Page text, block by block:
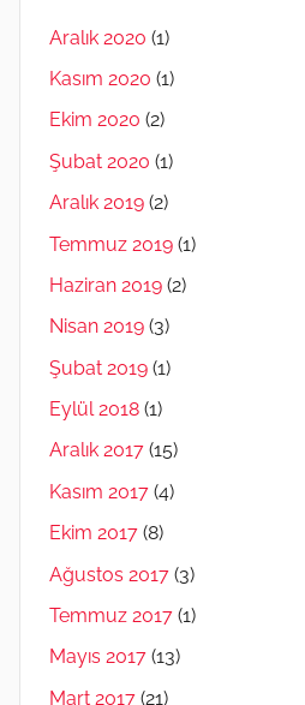
Aralık 2020 (1)
Kasım 2020 (1)
Ekim 2020 (2)
Şubat 2020 (1)
Aralık 2019 (2)
Temmuz 2019 (1)
Haziran 2019 (2)
Nisan 2019 (3)
Şubat 2019 (1)
Eylül 2018 (1)
Aralık 2017 (15)
Kasım 2017 (4)
Ekim 2017 (8)
Ağustos 2017 (3)
Temmuz 2017 (1)
Mayıs 2017 (13)
Mart 2017 (21)